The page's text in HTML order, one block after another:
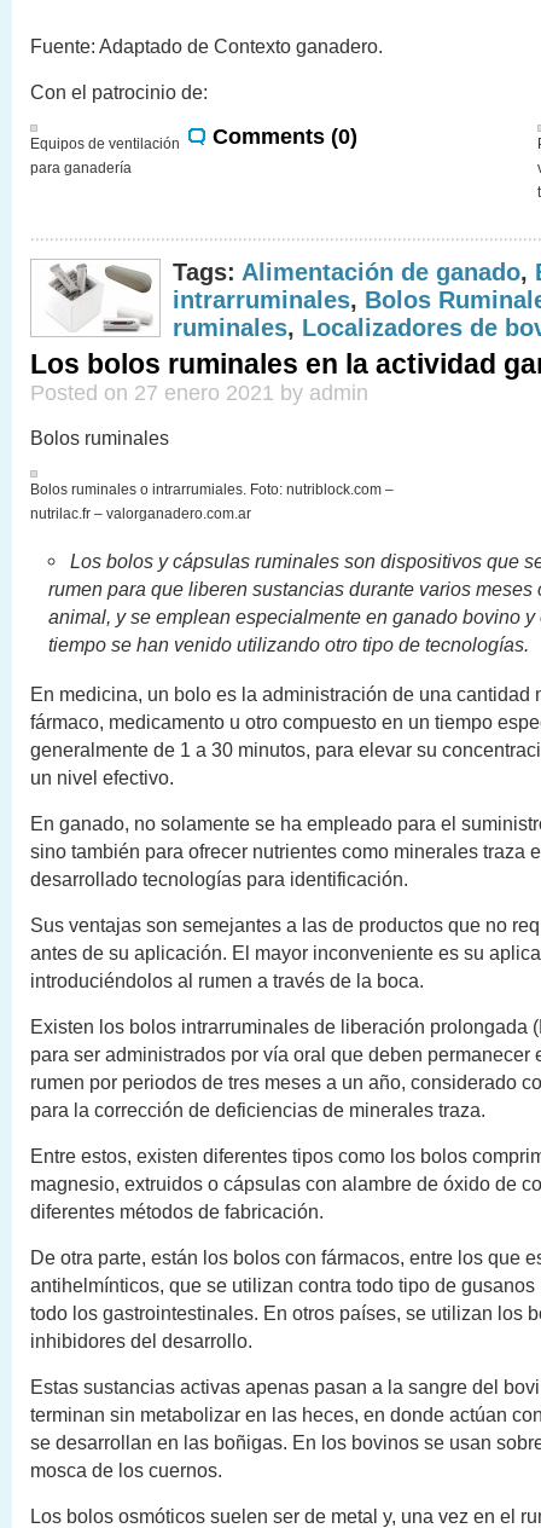
Fuente: Adaptado de Contexto ganadero.
Con el patrocinio de:
Equipos de ventilación
para ganadería
Comments (0)
Tags: Alimentación de ganado,
intrarruminales, Bolos
ruminales, Localizadores de
Los bolos ruminales en la actividad
Posted on 27 enero 2021 by admin
Bolos ruminales
Bolos ruminales o intrarrumiales. Foto: nutriblock.com –
nutrilac.fr – valorganadero.com.ar
Los bolos y cápsulas ruminales son dispositivos que
rumen para que liberen sustancias durante varios meses
animal, y se emplean especialmente en ganado bovino
tiempo se han venido utilizando otro tipo de tecnologías.
En medicina, un bolo es la administración de una cantidad
fármaco, medicamento u otro compuesto en un tiempo
generalmente de 1 a 30 minutos, para elevar su
un nivel efectivo.
En ganado, no solamente se ha empleado para el
sino también para ofrecer nutrientes como minerales traza
desarrollado tecnologías para identificación.
Sus ventajas son semejantes a las de productos que no
antes de su aplicación. El mayor inconveniente es su
introduciéndolos al rumen a través de la boca.
Existen los bolos intrarruminales de liberación prolongada
para ser administrados por vía oral que deben permanecer
rumen por periodos de tres meses a un año, considerado
para la corrección de deficiencias de minerales traza.
Entre estos, existen diferentes tipos como los bolos
magnesio, extruidos o cápsulas con alambre de óxido de
diferentes métodos de fabricación.
De otra parte, están los bolos con fármacos, entre los que
antihelmínticos, que se utilizan contra todo tipo de
todo los gastrointestinales. En otros países, se utilizan los
inhibidores del desarrollo.
Estas sustancias activas apenas pasan a la sangre del
terminan sin metabolizar en las heces, en donde actúan
se desarrollan en las boñigas. En los bovinos se usan
mosca de los cuernos.
Los bolos osmóticos suelen ser de metal y, una vez en el